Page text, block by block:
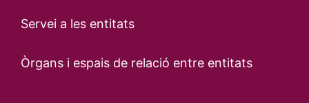
Servei a les entitats
Òrgans i espais de relació entre entitats